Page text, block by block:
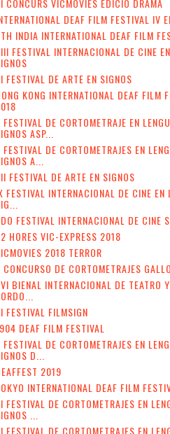
DEAF FILM FESTIVAL IV
INDIA INTERNATIONAL DEAF FILM
FESTIVAL INTERNACIONAL DE CINE
FESTIVAL DE ARTE EN SIGNOS
KONG INTERNATIONAL DEAF FILM
FESTIVAL DE CORTOMETRAJE EN
ASP...
FESTIVAL DE CORTOMETRAJES EN
A...
FESTIVAL DE ARTE EN SIGNOS
FESTIVAL INTERNACIONAL DE CINE EN
FESTIVAL INTERNACIONAL DE CINE
HORES VIC-EXPRESS 2018
2018 TERROR
CONCURSO DE CORTOMETRAJES
BIENAL INTERNACIONAL DE TEATRO
FESTIVAL FILMSIGN
DEAF FILM FESTIVAL
FESTIVAL DE CORTOMETRAJES EN
D...
2019
INTERNATIONAL DEAF FILM
FESTIVAL DE CORTOMETRAJES EN
...
FESTIVAL DE CORTOMETRAJES EN